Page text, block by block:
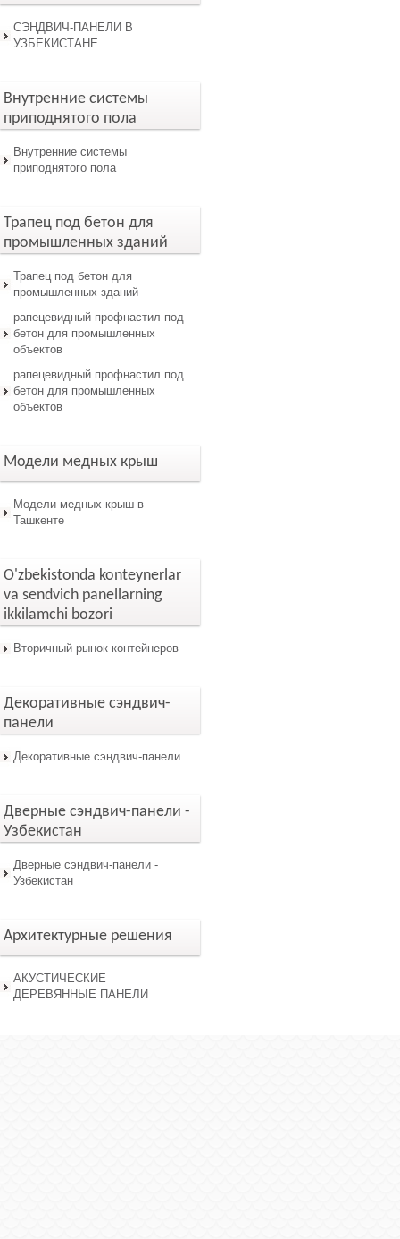
СЭНДВИЧ-ПАНЕЛИ В
УЗБЕКИСТАНЕ
Внутренние системы
приподнятого пола
Внутренние системы
приподнятого пола
Трапец под бетон для
промышленных зданий
Трапец под бетон для
промышленных зданий
рапецевидный профнастил под
бетон для промышленных
объектов
рапецевидный профнастил под
бетон для промышленных
объектов
Модели медных крыш
Модели медных крыш в
Ташкенте
O'zbekistonda konteynerlar
va sendvich panellarning
ikkilamchi bozori
Вторичный рынок контейнеров
Декоративные сэндвич-
панели
Декоративные сэндвич-панели
Дверные сэндвич-панели -
Узбекистан
Дверные сэндвич-панели -
Узбекистан
Архитектурные решения
АКУСТИЧЕСКИЕ
ДЕРЕВЯННЫЕ ПАНЕЛИ